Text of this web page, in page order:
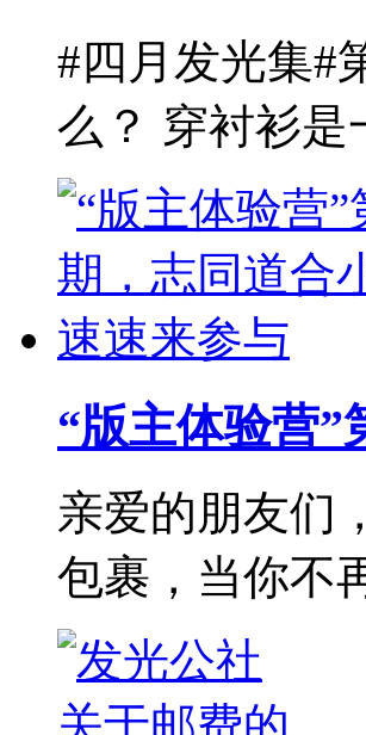
#四月发光集#
么？ 穿衬衫是
“版主体验营”
亲爱的朋友们
包裹，当你不